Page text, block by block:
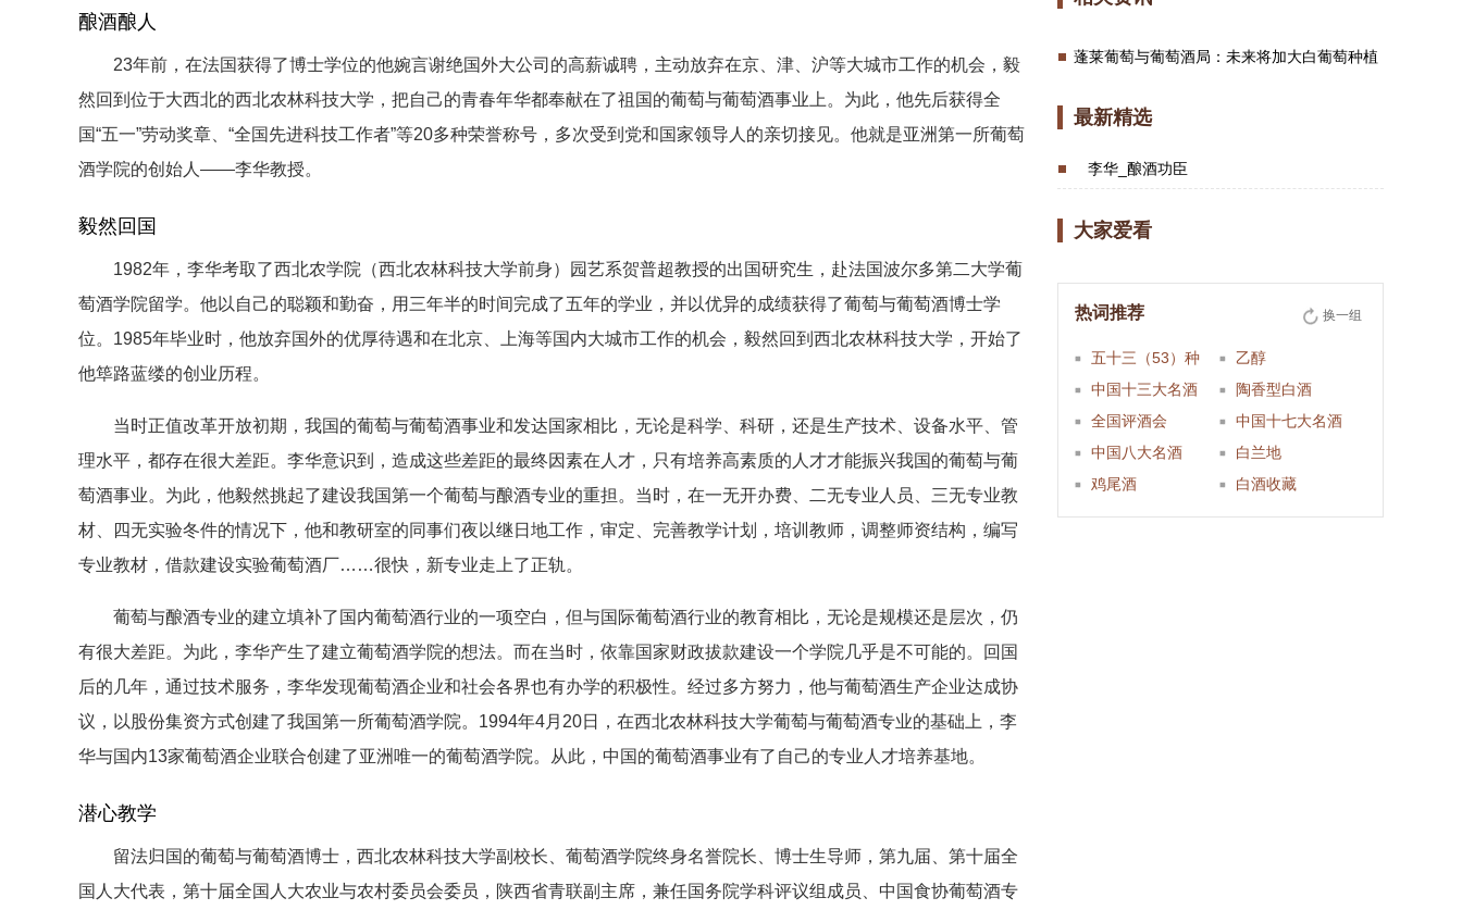
酿酒酿人
23年前，在法国获得了博士学位的他婉言谢绝国外大公司的高薪诚聘，主动放弃在京、津、沪等大城市工作的机会，毅
然回到位于大西北的西北农林科技大学，把自己的青春年华都奉献在了祖国的葡萄与葡萄酒事业上。为此，他先后获得全
国“五一”劳动奖章、“全国先进科技工作者”等20多种荣誉称号，多次受到党和国家领导人的亲切接见。他就是亚洲第一所葡萄
酒学院的创始人——李华教授。
毅然回国
1982年，李华考取了西北农学院（西北农林科技大学前身）园艺系贺普超教授的出国研究生，赴法国波尔多第二大学葡
萄酒学院留学。他以自己的聪颖和勤奋，用三年半的时间完成了五年的学业，并以优异的成绩获得了葡萄与葡萄酒博士学
位。1985年毕业时，他放弃国外的优厚待遇和在北京、上海等国内大城市工作的机会，毅然回到西北农林科技大学，开始了
他筚路蓝缕的创业历程。
当时正值改革开放初期，我国的葡萄与葡萄酒事业和发达国家相比，无论是科学、科研，还是生产技术、设备水平、管
理水平，都存在很大差距。李华意识到，造成这些差距的最终因素在人才，只有培养高素质的人才才能振兴我国的葡萄与葡
萄酒事业。为此，他毅然挑起了建设我国第一个葡萄与酿酒专业的重担。当时，在一无开办费、二无专业人员、三无专业教
材、四无实验冬件的情况下，他和教研室的同事们夜以继日地工作，审定、完善教学计划，培训教师，调整师资结构，编写
专业教材，借款建设实验葡萄酒厂……很快，新专业走上了正轨。
葡萄与酿酒专业的建立填补了国内葡萄酒行业的一项空白，但与国际葡萄酒行业的教育相比，无论是规模还是层次，仍
有很大差距。为此，李华产生了建立葡萄酒学院的想法。而在当时，依靠国家财政拔款建设一个学院几乎是不可能的。回国
后的几年，通过技术服务，李华发现葡萄酒企业和社会各界也有办学的积极性。经过多方努力，他与葡萄酒生产企业达成协
议，以股份集资方式创建了我国第一所葡萄酒学院。1994年4月20日，在西北农林科技大学葡萄与葡萄酒专业的基础上，李
华与国内13家葡萄酒企业联合创建了亚洲唯一的葡萄酒学院。从此，中国的葡萄酒事业有了自己的专业人才培养基地。
潜心教学
留法归国的葡萄与葡萄酒博士，西北农林科技大学副校长、葡萄酒学院终身名誉院长、博士生导师，第九届、第十届全
国人大代表，第十届全国人大农业与农村委员会委员，陕西省青联副主席，兼任国务院学科评议组成员、中国食协葡萄酒专
蓬莱葡萄与葡萄酒局：未来将加大白葡萄种植
最新精选
李华_酿酒功臣
大家爱看
换一组
热词推荐
五十三（53）种
乙醇
中国十三大名酒
陶香型白酒
全国评酒会
中国十七大名酒
中国八大名酒
白兰地
鸡尾酒
白酒收藏